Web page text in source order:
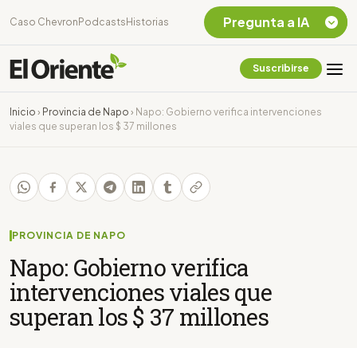
Caso Chevron Podcasts Historias
Suscribirse
Inicio › Provincia de Napo › Napo: Gobierno verifica intervenciones
viales que superan los $ 37 millones
PROVINCIA DE NAPO
Napo: Gobierno verifica
intervenciones viales que
superan los $ 37 millones
Pregunta a IA
Chevron Ecuador